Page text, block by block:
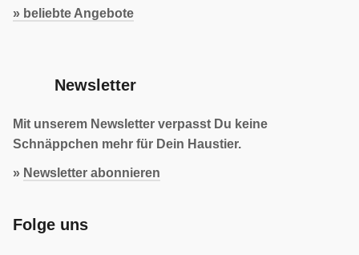
» beliebte Angebote
Newsletter
Mit unserem Newsletter verpasst Du keine
Schnäppchen mehr für Dein Haustier.
» Newsletter abonnieren
Folge uns